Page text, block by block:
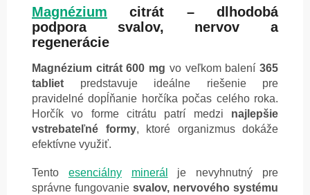
Magnézium citrát – dlhodobá
podpora svalov, nervov a
regenerácie
Magnézium citrát 600 mg vo veľkom balení365
tabliet predstavuje ideálne riešenie pre
pravidelné dopĺňanie horčíka počas celého roka.
Horčík vo forme citrátu patrí medzi najlepšie
vstrebateľné formy, ktoré organizmus dokáže
efektívne využiť.
Tento esenciálny minerál
je nevyhnutný pre
správne fungovanie svalov, nervového systému